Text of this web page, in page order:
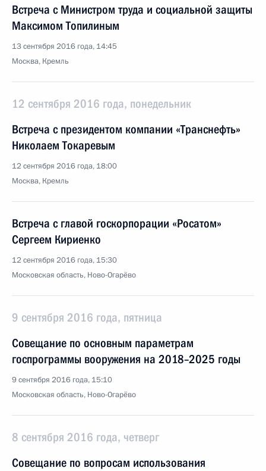
Встреча с Министром труда и социальной защиты
Максимом Топилиным
13 сентября 2016 года, 14:45
Москва, Кремль
12 сентября 2016 года, понедельник
Встреча с президентом компании «Транснефть»
Николаем Токаревым
12 сентября 2016 года, 18:00
Москва, Кремль
Встреча с главой госкорпорации «Росатом»
Сергеем Кириенко
12 сентября 2016 года, 15:30
Московская область, Ново-Огарёво
9 сентября 2016 года, пятница
Совещание по основным параметрам
госпрограммы вооружения на 2018–2025 годы
9 сентября 2016 года, 15:10
Московская область, Ново-Огарёво
8 сентября 2016 года, четверг
Совещание по вопросам использования